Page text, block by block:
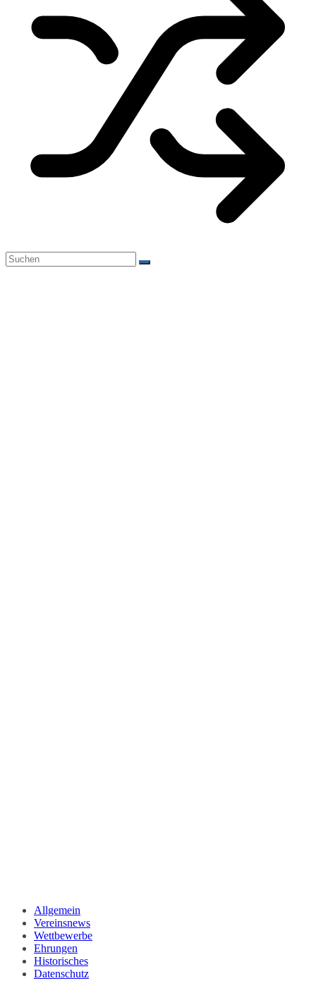
Allgemein
Vereinsnews
Wettbewerbe
Ehrungen
Historisches
Datenschutz